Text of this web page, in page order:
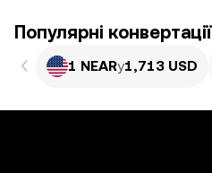
Популярні конвертації
1 NEARу1,713 USD